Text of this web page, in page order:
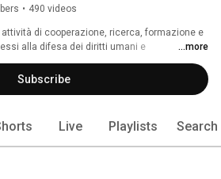
• 490 videos
attività di cooperazione, ricerca, formazione e
alla difesa dei diritti umani e
alla democrazia partecipata, alla
sociali ed economici.
...more
Subscribe
Live Playlists Search